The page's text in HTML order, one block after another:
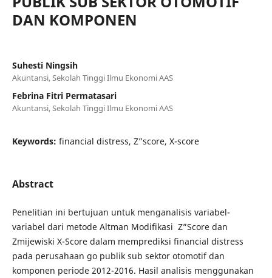
DAN KOMPONEN
Suhesti Ningsih
Akuntansi, Sekolah Tinggi Ilmu Ekonomi AAS
Febrina Fitri Permatasari
Akuntansi, Sekolah Tinggi Ilmu Ekonomi AAS
Keywords: financial distress, Z”score, X-score
Abstract
Penelitian ini bertujuan untuk menganalisis variabel-
variabel dari metode Altman Modifikasi Z”Score dan
Zmijewiski X-Score dalam memprediksi financial distress
pada perusahaan go publik sub sektor otomotif dan
komponen periode 2012-2016. Hasil analisis menggunakan